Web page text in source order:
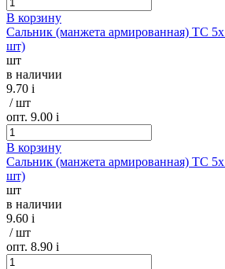
В корзину
Сальник (манжета армированная) TC
шт)
шт
в наличии
9.70 i
/ шт
опт. 9.00 i
В корзину
Сальник (манжета армированная) TC
шт)
шт
в наличии
9.60 i
/ шт
опт. 8.90 i